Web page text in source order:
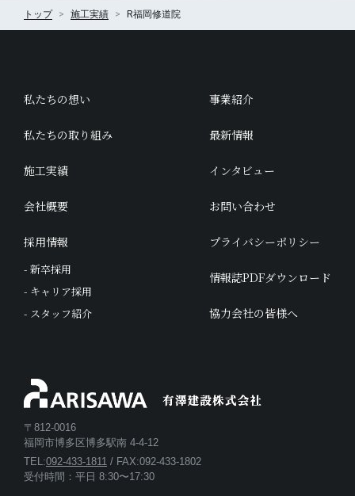
トップ 施工実績 R福岡修道院
私たちの想い
私たちの取り組み
施工実績
会社概要
採用情報
- 新卒採用
- キャリア採用
- スタッフ紹介
事業紹介
最新情報
インタビュー
お問い合わせ
プライバシーポリシー
情報誌PDFダウンロード
協力会社の皆様へ
〒812-0016
福岡市博多区博多駅南 4-4-12
TEL:092-433-1811 / FAX:092-433-1802
受付時間：平日 8:30〜17:30